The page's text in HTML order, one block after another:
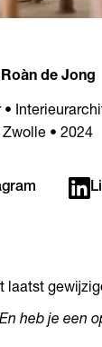
Roàn de Jong
Zwolle • 2024
laatst
heb je een